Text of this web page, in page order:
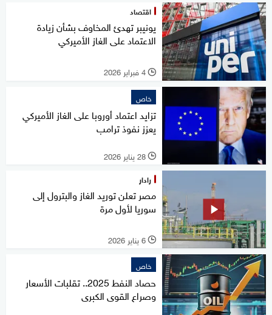
اقتصاد
يونيبر تهدئ المخاوف بشأن زيادة
الاعتماد على الغاز الأميركي
l 4 فبراير 2026
خاص
تزايد اعتماد أوروبا على الغاز الأميركي
يعزز نفوذ ترامب
l 28 يناير 2026
رادار
مصر تعلن توريد الغاز والبترول إلى
سوريا لأول مرة
l 6 يناير 2026
خاص
حصاد النفط 2025.. تقلبات الأسعار
وصراع القوى الكبرى